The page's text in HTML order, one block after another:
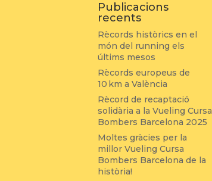
Publicacions
recents
Rècords històrics en el
món del running els
últims mesos
Rècords europeus de
10 km a València
Rècord de recaptació
solidària a la Vueling Cursa
Bombers Barcelona 2025
Moltes gràcies per la
millor Vueling Cursa
Bombers Barcelona de la
història!